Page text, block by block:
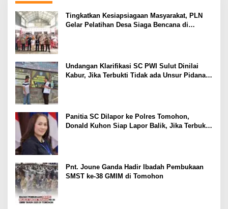
Tingkatkan Kesiapsiagaan Masyarakat, PLN
Gelar Pelatihan Desa Siaga Bencana di
Undangan Klarifikasi SC PWI Sulut Dinilai
Kabur, Jika Terbukti Tidak ada Unsur Pidana
Panitia SC Dilapor ke Polres Tomohon,
Donald Kuhon Siap Lapor Balik, Jika Terbukti
Pnt. Joune Ganda Hadir Ibadah Pembukaan
SMST ke-38 GMIM di Tomohon